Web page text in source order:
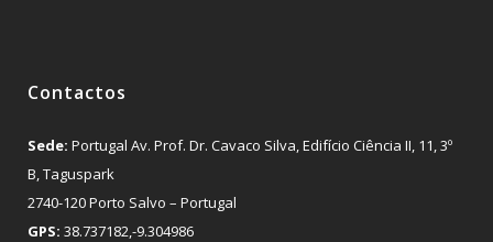
Contactos
Sede: Portugal Av. Prof. Dr. Cavaco Silva, Edifício Ciência II, 11, 3º
B, Taguspark
2740-120 Porto Salvo – Portugal
GPS: 38.737182,-9.304986